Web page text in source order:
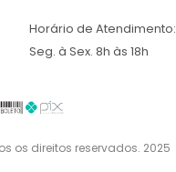
Horário de Atendimento:
Seg. à Sex. 8h às 18h
os direitos reservados. 2025